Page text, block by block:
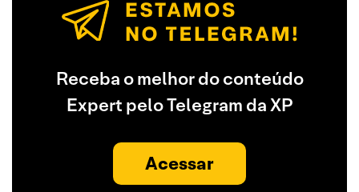
Receba o melhor do conteúdo
Expert pelo Telegram da XP
Acessar